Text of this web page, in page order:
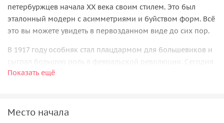
петербуржцев начала XX века своим стилем. Это был
эталонный модерн с асимметриями и буйством форм. Всё
это вы можете увидеть в первозданном виде до сих пор.
В 1917 году особняк стал плацдармом для большевиков и
сыграл большую роль в февральской революции. Сегодня
там находится
попытаемся понять, почему она построила дом вдали от
Показать ещё
Место начала